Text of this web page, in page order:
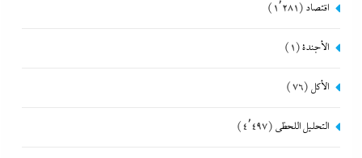
اقتصاد (1٬281)
الأجندة(1)
الأكل (76)
التحليل اللحظي (4٬497)